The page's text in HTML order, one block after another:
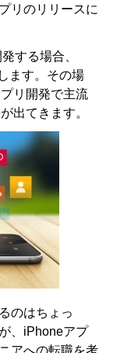
リのリリースに
する場合、
ます。その場
リ開発で主流
出てきます。
のはちょっ
、iPhoneアプ
アへの転職を考